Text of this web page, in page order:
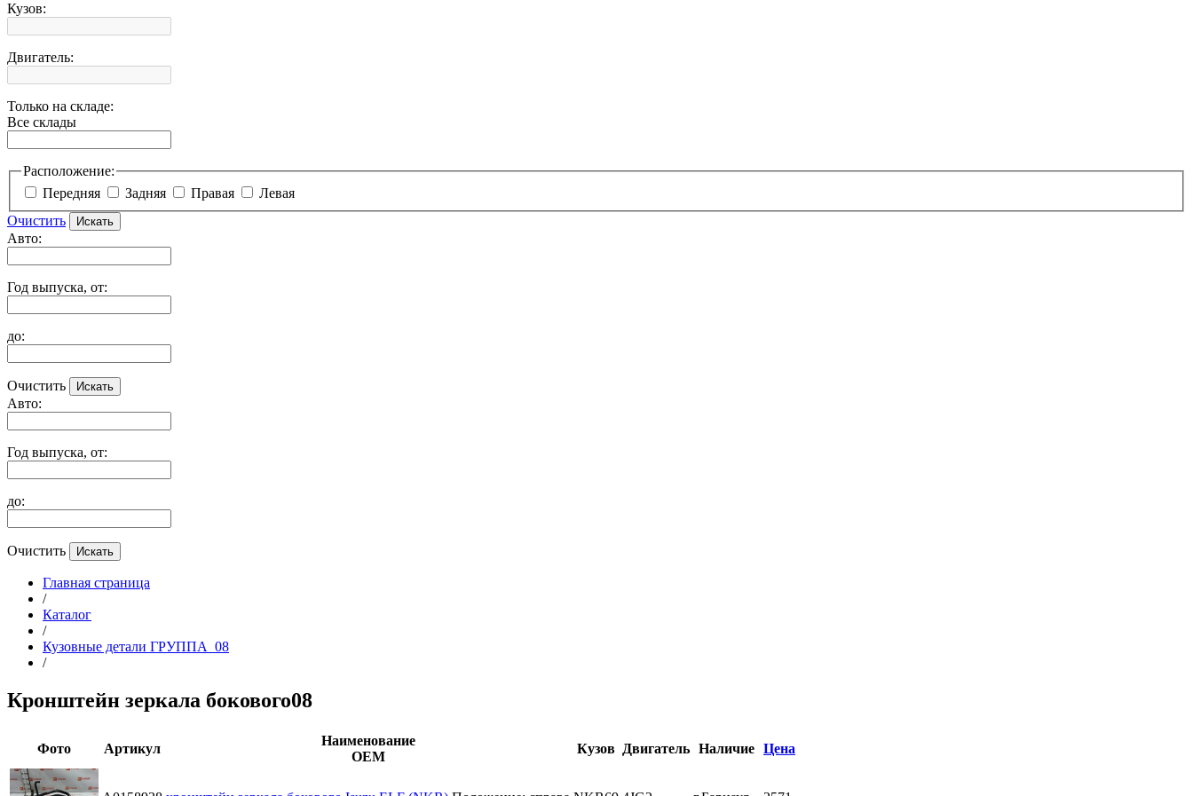
Кузов:
Двигатель:
Только на складе:
Все склады
Расположение:
Передняя
Задняя Правая
Левая
Очистить
Авто:
Год выпуска, от:
до:
Очистить
Авто:
Год выпуска, от:
до:
Очистить
Главная страница
/
Каталог
/
Кузовные детали ГРУППА_08
/
Кронштейн зеркала бокового08
Фото Артикул
Наименование
ОЕМ
Кузов Двигатель Наличие Цена